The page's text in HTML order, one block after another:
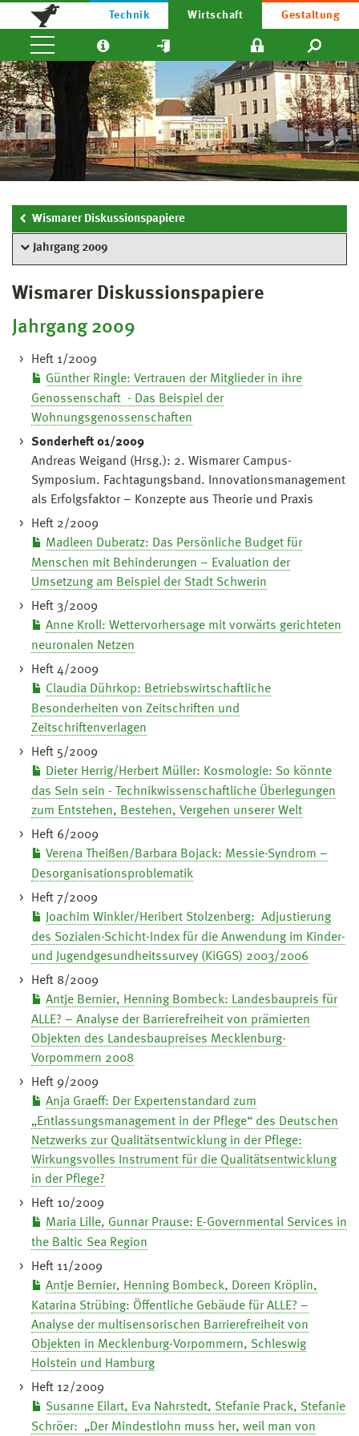
Technik Wirtschaft Gestaltung
Wismarer Diskussionspapiere
Jahrgang 2009
Wismarer Diskussionspapiere
Jahrgang 2009
Heft 1/2009
Günther Ringle: Vertrauen der Mitglieder in ihre
Genossenschaft - Das Beispiel der
Wohnungsgenossenschaften
Sonderheft 01/2009
Andreas Weigand (Hrsg.): 2. Wismarer Campus-
Symposium. Fachtagungsband. Innovationsmanagement
als Erfolgsfaktor – Konzepte aus Theorie und Praxis
Heft 2/2009
Madleen Duberatz: Das Persönliche Budget für
Menschen mit Behinderungen – Evaluation der
Umsetzung am Beispiel der Stadt Schwerin
Heft 3/2009
Anne Kroll: Wettervorhersage mit vorwärts gerichteten
neuronalen Netzen
Heft 4/2009
Claudia Dührkop: Betriebswirtschaftliche
Besonderheiten von Zeitschriften und
Zeitschriftenverlagen
Heft 5/2009
Dieter Herrig/Herbert Müller: Kosmologie: So könnte
das Sein sein - Technikwissenschaftliche Überlegungen
zum Entstehen, Bestehen, Vergehen unserer Welt
Heft 6/2009
Verena Theißen/Barbara Bojack: Messie-Syndrom –
Desorganisationsproblematik
Heft 7/2009
Joachim Winkler/Heribert Stolzenberg: Adjustierung
des Sozialen-Schicht-Index für die Anwendung im Kinder-
und Jugendgesundheitssurvey (KiGGS) 2003/2006
Heft 8/2009
Antje Bernier, Henning Bombeck: Landesbaupreis für
ALLE? – Analyse der Barrierefreiheit von prämierten
Objekten des Landesbaupreises Mecklenburg-
Vorpommern 2008
Heft 9/2009
Anja Graeff: Der Expertenstandard zum
„Entlassungsmanagement in der Pflege“ des Deutschen
Netzwerks zur Qualitätsentwicklung in der Pflege:
Wirkungsvolles Instrument für die Qualitätsentwicklung
in der Pflege?
Heft 10/2009
Maria Lille, Gunnar Prause: E-Governmental Services in
the Baltic Sea Region
Heft 11/2009
Antje Bernier, Henning Bombeck, Doreen Kröplin,
Katarina Strübing: Öffentliche Gebäude für ALLE? –
Analyse der multisensorischen Barrierefreiheit von
Objekten in Mecklenburg-Vorpommern, Schleswig
Holstein und Hamburg
Heft 12/2009
Susanne Eilart, Eva Nahrstedt, Stefanie Prack, Stefanie
Schröer: „Der Mindestlohn muss her, weil man von